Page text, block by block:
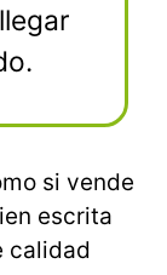
si vende
escrita
calidad